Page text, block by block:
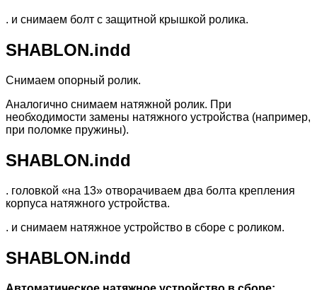
. и снимаем болт с защитной крышкой ролика.
SHABLON.indd
Снимаем опорный ролик.
Аналогично снимаем натяжной ролик. При
необходимости замены натяжного устройства (например,
при поломке пружины).
SHABLON.indd
. головкой «на 13» отворачиваем два болта крепления
корпуса натяжного устройства.
. и снимаем натяжное устройство в сборе с роликом.
SHABLON.indd